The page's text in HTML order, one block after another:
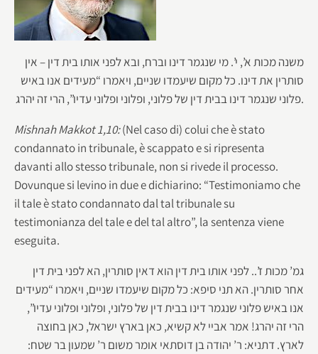
משנה מכות א’, י’. מי שנגמר דינו וברח, ובא לפני אותו בית דין – אין
סותרין את דינו. כל מקום שיעמדו שניים, ויאמרו “מעידים אנו באיש
פלוני שנגמר דינו בבית דין של פלוני, ופלוני ופלוני עדיו”, הרי זה יהרג.
Mishnah Makkot 1,10:(Nel caso di) colui che è stato
condannato in tribunale, è scappato e si ripresenta
davanti allo stesso tribunale, non si rivede il processo.
Dovunque si levino in due e dichiarino: “Testimoniamo che
il tale è stato condannato dal tal tribunale su
testimonianza del tale e del tal altro”, la sentenza viene
eseguita.
גמ’ מכות ז’.. לפני אותו בית דין הוא דאין סותרין, הא לפני בית דין
אחר סותרין. הא תני סיפא: כל מקום שיעמדו שניים, ויאמרו “מעידים
אנו באיש פלוני שנגמר דינו בבית דין של פלוני, ופלוני ופלוני עדיו”,
הרי זה יהרג! אמר אביי לא קשיא, כאן בארץ ישראל, כאן בחוצה
לארץ. דתניא: ר’ יהודה בן דוסתאי אומר משום ר’ שמעון בר שטח: